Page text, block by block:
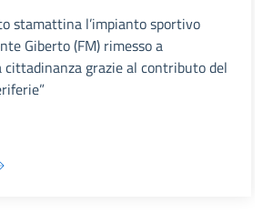
stamattina l’impianto sportivo
Giberto (FM) rimesso a
cittadinanza grazie al contributo del